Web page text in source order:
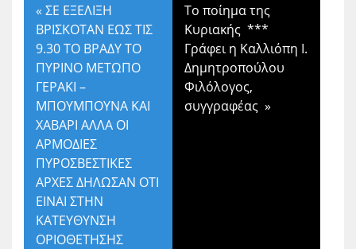
« ΣΕ ΕΞΕΛΙΞΗ
ΒΡΙΣΚΟΤΑΝ ΕΩΣ ΤΙΣ
9.30 ΤΟ ΒΡΑΔΥ ΤΟ
ΠΥΡΙΝΟ ΜΕΤΩΠΟ
ΓΕΡΑΚΙ –
ΜΠΟΥΜΠΟΥΝΑ ΚΑΙ
ΧΑΒΑΡΙ ΑΛΛΑ ΟΙ
ΑΡΜΟΔΙΕΣ
ΠΥΡΟΣΒΕΣΤΙΚΕΣ
ΑΡΧΕΣ ΔΗΛΩΣΑΝ ΟΤΙ
ΕΙΝΑΙ ΣΤΗΝ
ΚΑΤΕΥΘΥΝΣΗ
ΟΡΙΟΘΕΤΗΣΗΣ
Το ποίημα της
Κυριακής ***
Γράφει η Καλλιόπη Ι.
Δημητροπούλου
Φιλόλογος,
συγγραφέας »